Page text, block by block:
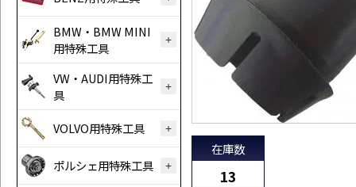
BMW・BMW MINI
用特殊工具
VW・AUDI用特殊工
具
VOLVO用特殊工具
ポルシェ用特殊工具
在庫数
13